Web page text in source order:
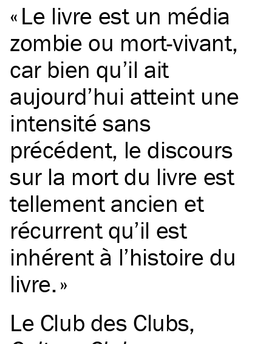
Le livre est un média
zombie ou mort-vivant,
car bien qu’il ait
aujourd’hui atteint une
intensité sans
précédent, le discours
sur la mort du livre est
tellement ancien et
récurrent qu’il est
inhérent à l’histoire du
livre.
Le Club des Clubs,